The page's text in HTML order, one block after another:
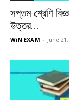
সপ্তম শ্রেণি
উত্তর...
WiN EXAM - June